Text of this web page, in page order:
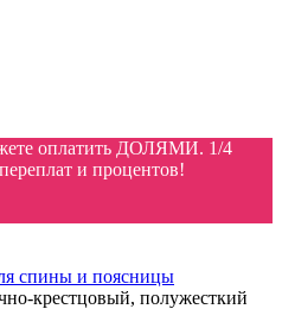
оплатить ДОЛЯМИ. 1/4
и процентов!
спины и поясницы
крестцовый, полужесткий